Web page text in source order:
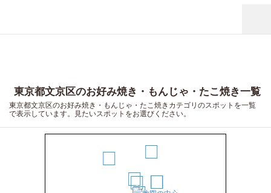
東京都文京区のお好み焼き・もんじゃ・たこ焼き一覧
東京都文京区のお好み焼き・もんじゃ・たこ焼きカテゴリのスポットを一覧
で表示しています。見たいスポットをお選びください。
1
2